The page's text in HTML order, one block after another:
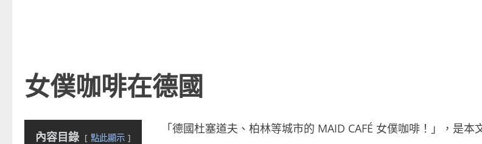
女僕咖啡在德國
內容目錄 點此顯示
「德國杜塞道夫、柏林等城市的 MAID CAFÉ 女僕咖啡！」，是本